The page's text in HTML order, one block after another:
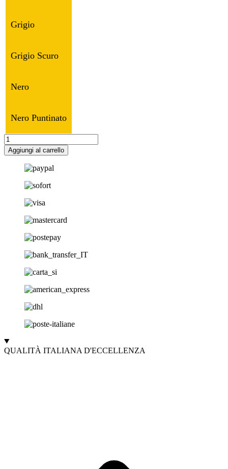
Grigio
Grigio Scuro
Nero
Nero Puntinato
Coprisedili
Citroen
C1
quantità
Aggiungi al carrello
QUALITÀ ITALIANA D'ECCELLENZA